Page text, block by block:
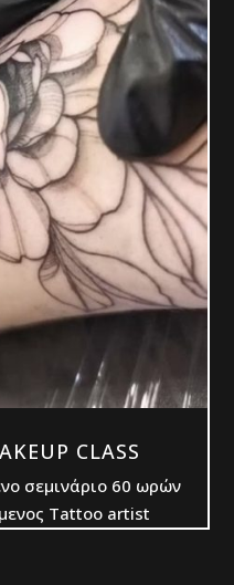
CLASS
σεμινάριο 60 ωρών
Tattoo artist